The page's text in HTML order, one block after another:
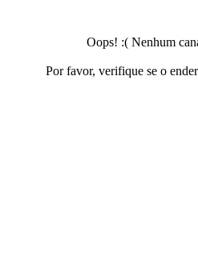
Oops! :( Nenhum
Por favor, verifique se o